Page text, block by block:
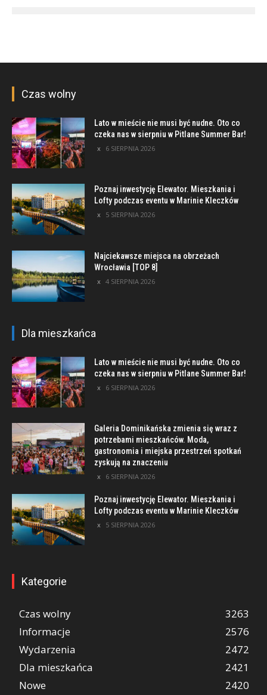
Czas wolny
Lato w mieście nie musi być nudne. Oto co
czeka nas w sierpniu w Pitlane Summer Bar!
6 SIERPNIA 2026
Poznaj inwestycję Elewator. Mieszkania i
Lofty podczas eventu w Marinie Kleczków
5 SIERPNIA 2026
Najciekawsze miejsca na obrzeżach
Wrocławia [TOP 8]
4 SIERPNIA 2026
Dla mieszkańca
Lato w mieście nie musi być nudne. Oto co
czeka nas w sierpniu w Pitlane Summer Bar!
6 SIERPNIA 2026
Galeria Dominikańska zmienia się wraz z
potrzebami mieszkańców. Moda,
gastronomia i miejska przestrzeń spotkań
zyskują na znaczeniu
6 SIERPNIA 2026
Poznaj inwestycję Elewator. Mieszkania i
Lofty podczas eventu w Marinie Kleczków
5 SIERPNIA 2026
Kategorie
Czas wolny
3263
Informacje
2576
Wydarzenia
2472
Dla mieszkańca
2421
Nowe
2420